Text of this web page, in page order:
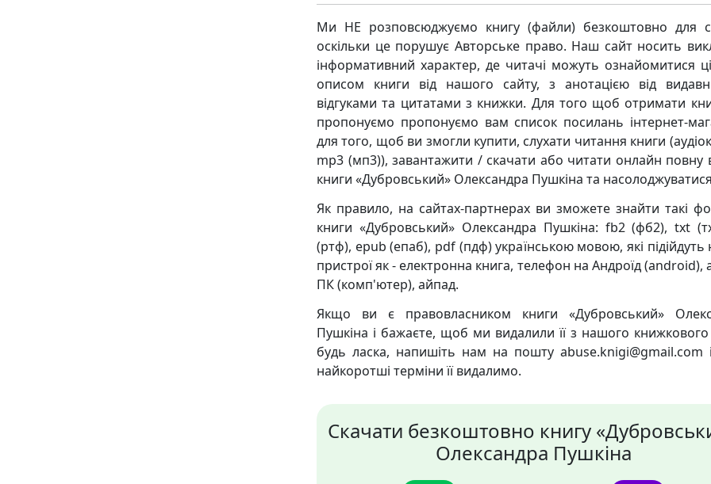
Ми НЕ розповсюджуємо книгу (файли) безкоштовно для
оскільки це порушує Авторське право. Наш сайт носить
інформативний характер, де читачі можуть ознайомитися
описом книги від нашого сайту, з анотацією від
відгуками та цитатами з книжки. Для того щоб отримати
пропонуємо пропонуємо вам список посилань інтернет-
для того, щоб ви змогли купити, слухати читання книги
mp3 (мп3)), завантажити / скачати або читати онлайн повну
книги «Дубровський» Олександра Пушкіна та
Як правило, на сайтах-партнерах ви зможете знайти такі
книги «Дубровський» Олександра Пушкіна: fb2 (фб2), txt
(ртф), epub (епаб), pdf (пдф) українською мовою, які підійдуть
пристрої як - електронна книга, телефон на Андроїд (android),
ПК (комп'ютер), айпад.
Якщо ви є правовласником книги «Дубровський»
Пушкіна і бажаєте, щоб ми видалили її з нашого книжкового
будь ласка, напишіть нам на пошту abuse.knigi@gmail.com
найкоротші терміни її видалимо.
Скачати безкоштовно книгу
Олександра Пушкіна